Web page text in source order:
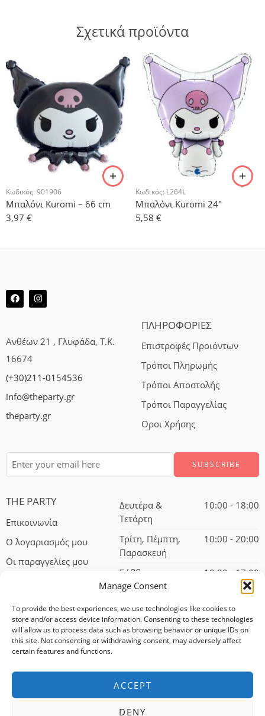
Manage Consent
To provide the best experiences, we use technologies like cookies to
store and/or access device information. Consenting to these technologies
will allow us to process data such as browsing behavior or unique IDs on
this site. Not consenting or withdrawing consent, may adversely affect
certain features and functions.
ACCEPT
DENY
Σχετικά προϊόντα
Κωδικός: 901906
Μπαλόνι Kuromi – 66 cm
3,97 €
Κωδικός: L264L
Μπαλόνι Kuromi 24″
5,58 €
Ανθέων 21 , Γλυφάδα, Τ.Κ.
16674
(+30)211-0154536
info@theparty.gr
theparty.gr
ΠΛΗΡΟΦΟΡΙΕΣ
Επιστροφές Προιόντων
Τρόποι Πληρωμής
Τρόποι Αποστολής
Τρόποι Παραγγελίας
Οροι Χρήσης
THE PARTY
Επικοινωνία
Ο λογαριασμός μου
Οι παραγγελίες μου
Δευτέρα &
Τετάρτη
10:00 - 18:00
Τρίτη, Πέμπτη,
Παρασκευή
10:00 - 20:00
Σάββατο 10:00 - 17:00